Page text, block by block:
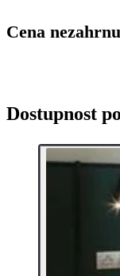
Cena
Dostupnost